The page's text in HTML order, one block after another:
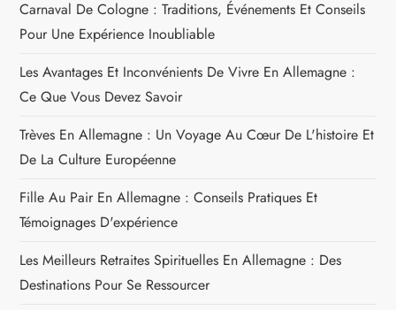
a
r
t
i
c
l
e
Carnaval De Cologne : Traditions, Événements Et Conseils
Pour Une Expérience Inoubliable
Les Avantages Et Inconvénients De Vivre En Allemagne :
Ce Que Vous Devez Savoir
Trèves En Allemagne : Un Voyage Au Cœur De L'histoire Et
De La Culture Européenne
Fille Au Pair En Allemagne : Conseils Pratiques Et
Témoignages D'expérience
Les Meilleurs Retraites Spirituelles En Allemagne : Des
Destinations Pour Se Ressourcer